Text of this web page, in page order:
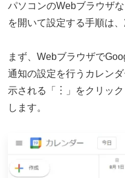
パソコンのWebブラウザ
を開いて設定する手順は、
まず、Webブラウザで
通知の設定を行うカレン
示される「︙」をクリッ
します。